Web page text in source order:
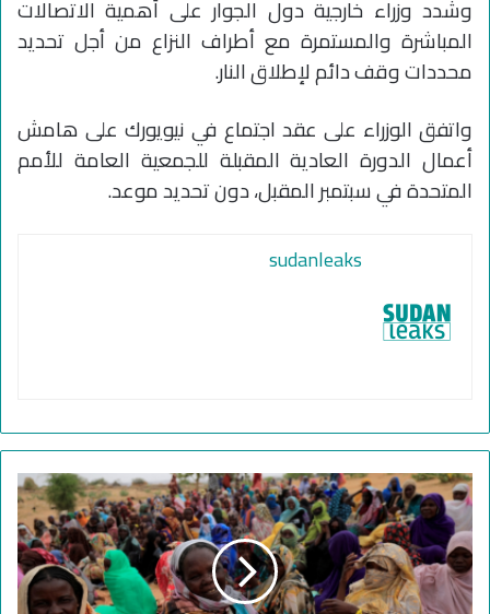
وشدد وزراء خارجية دول الجوار على أهمية الاتصالات
المباشرة والمستمرة مع أطراف النزاع من أجل تحديد
محددات وقف دائم لإطلاق النار.
واتفق الوزراء على عقد اجتماع في نيويورك على هامش
أعمال الدورة العادية المقبلة للجمعية العامة للأمم
المتحدة في سبتمبر المقبل، دون تحديد موعد.
sudanleaks
م
س
ت
ق
ب
ل